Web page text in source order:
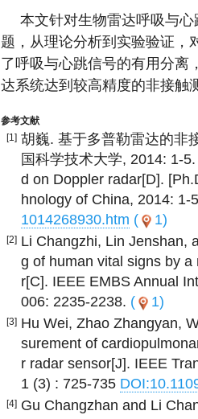
本文针对生物雷达呼吸与
题，从理论分析到实验验证，
了呼吸与心跳信号的有用分离
达系统达到较高精度的非接触
参考文献
[1] 胡巍. 基于多普勒雷达的非
国科学技术大学, 2014: 1-
d on Doppler radar[D].
hnology of China, 2014: 1-
1014268930.htm ( 1)
[2] Li Changzhi, Lin Jenshan,
g of human vital signs by
r[C]. IEEE EMBS Annual
006: 2235-2238. ( 1)
[3] Hu Wei, Zhao Zhangyan,
surement of
r radar sensor[J]. IEEE
1 (3) : 725-735
[4] Gu Changzhan and Li